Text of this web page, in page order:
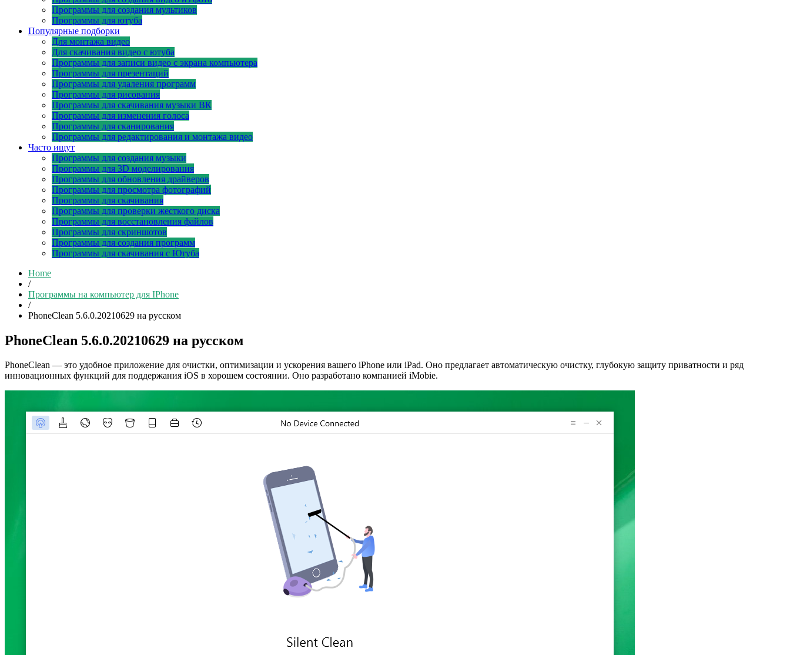
Программы для создания мультиков
Программы для ютуба
Популярные подборки
Для монтажа видео
Для скачивания видео с ютуба
Программы для записи видео с экрана компьютера
Программы для презентаций
Программы для удаления программ
Программы для рисования
Программы для скачивания музыки ВК
Программы для изменения голоса
Программы для сканирования
Программы для редактирования и монтажа видео
Часто ищут
Программы для создания музыки
Программы для 3D моделирования
Программы для обновления драйверов
Программы для просмотра фотографий
Программы для скачивания
Программы для проверки жесткого диска
Программы для восстановления файлов
Программы для скриншотов
Программы для создания программ
Программы для скачивания с Ютуба
Home
/
Программы на компьютер для IPhone
/
PhoneClean 5.6.0.20210629 на русском
PhoneClean 5.6.0.20210629 на русском
PhoneClean — это удобное приложение для очистки, оптимизации и ускорения вашего iPhone или iPad. Оно предлагает автоматическую очистку, глубокую защиту приватности и ряд
инновационных функций для поддержания iOS в хорошем состоянии. Оно разработано компанией iMobie.